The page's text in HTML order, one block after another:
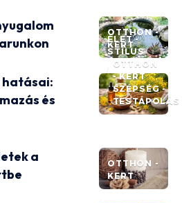
OTTHON -
KERT
ÉLET -
STÍLUS
OTTHON
- KERT
SZÉPSÉG -
TESTÁPOLÁS
és
OTTHON -
KERT
a